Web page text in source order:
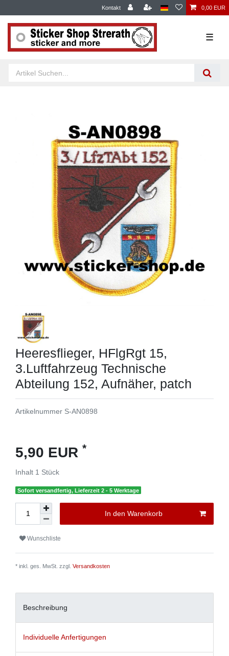
Kontakt 0,00 EUR
☰
Heeresflieger, HFlgRgt 15,
3.Luftfahrzeug Technische
Abteilung 152, Aufnäher, patch
Artikelnummer S-AN0898
5,90 EUR *
Inhalt 1 Stück
Sofort versandfertig, Lieferzeit 2 - 5 Werktage
In den Warenkorb
Wunschliste
* inkl. ges. MwSt. zzgl. Versandkosten
Beschreibung
Individuelle Anfertigungen